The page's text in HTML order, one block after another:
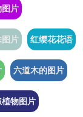
片
片 红缨花花语
六道木的图片
物图片